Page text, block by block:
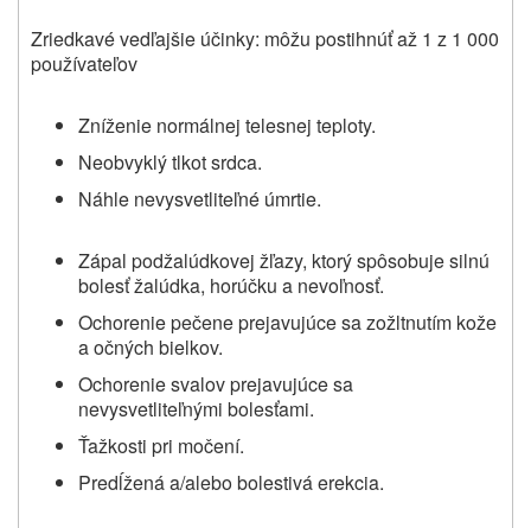
Zriedkavé vedľajšie účinky: môžu postihnúť až 1 z 1 000
používateľov
Zníženie normálnej telesnej teploty.
Neobvyklý tlkot srdca.
Náhle nevysvetliteľné úmrtie.
Zápal podžalúdkovej žľazy, ktorý spôsobuje silnú
bolesť žalúdka, horúčku a nevoľnosť.
Ochorenie pečene prejavujúce sa zožltnutím kože
a očných bielkov.
Ochorenie svalov prejavujúce sa
nevysvetliteľnými bolesťami.
Ťažkosti pri močení.
Predĺžená a/alebo bolestivá erekcia.